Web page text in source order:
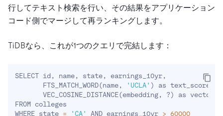
行してテキスト検索を行い、その結果をアプリケーション
コード側でマージして再ランキングします。
TiDBなら、これが1つのクエリで完結します：
SELECT id, name, state, earnings_10yr,
       FTS_MATCH_WORD
(name, 'UCLA' )
as text_score,
       VEC_COSINE_DISTANCE
(embedding, ?)
as
FROM colleges
WHERE state = 'CA' AND earnings_10yr >
60000